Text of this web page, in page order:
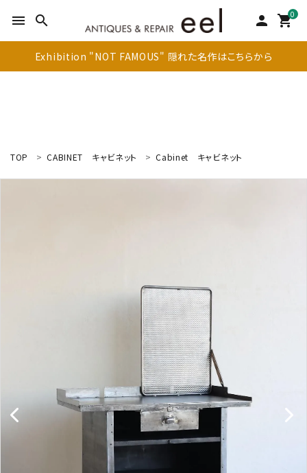
menu search person 0
shopping_cart
Exhibition "NOT FAMOUS" 隠れた名作はこちらから
ソファ
TOP CABINET キャビネット Cabinet キャビネット